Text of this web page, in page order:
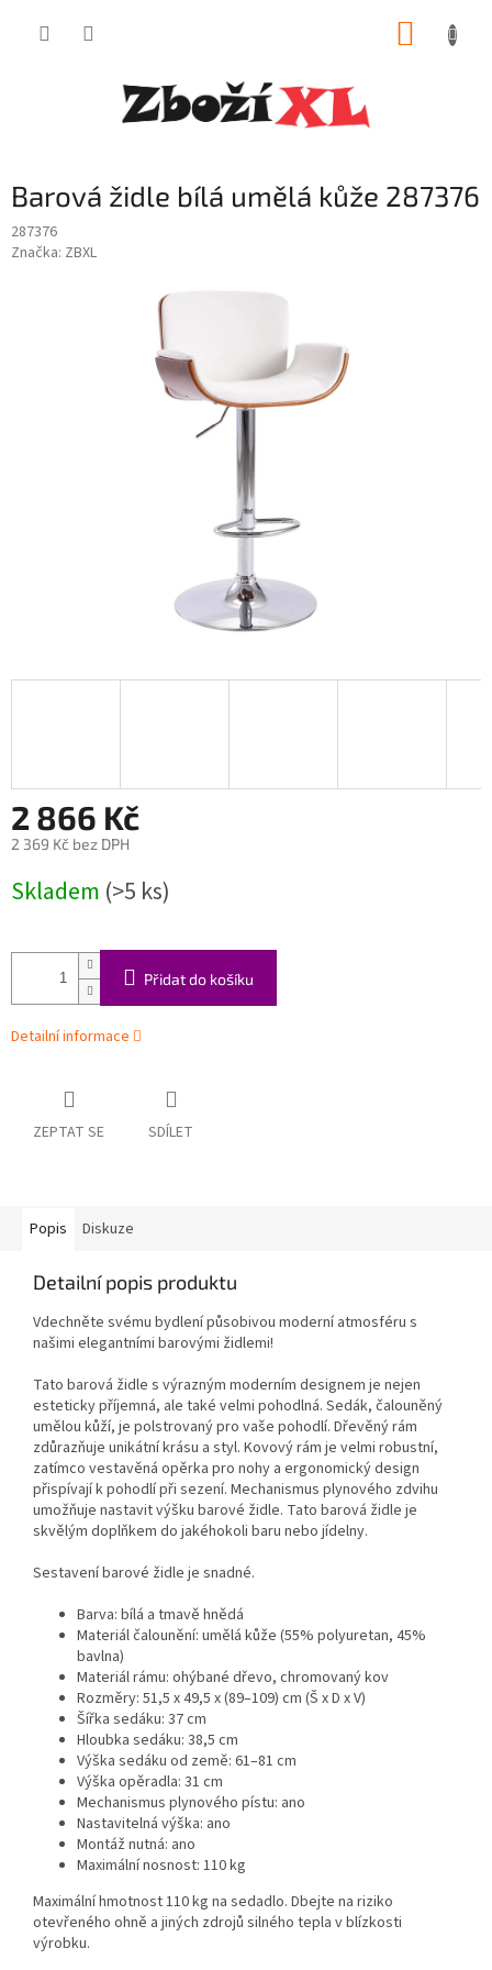
Barová židle bílá umělá kůže 287376
287376
Značka: ZBXL
2 866 Kč
2 369 Kč bez DPH
cena:
Skladem (>5 ks)
Přidat do košíku
Detailní informace
ZEPTAT SE SDÍLET
Popis Diskuze
Detailní popis produktu
Vdechněte svému bydlení působivou moderní atmosféru s
našimi elegantními barovými židlemi!
Tato barová židle s výrazným moderním designem je nejen
esteticky příjemná, ale také velmi pohodlná. Sedák, čalouněný
umělou kůží, je polstrovaný pro vaše pohodlí. Dřevěný rám
zdůrazňuje unikátní krásu a styl. Kovový rám je velmi robustní,
zatímco vestavěná opěrka pro nohy a ergonomický design
přispívají k pohodlí při sezení. Mechanismus plynového zdvihu
umožňuje nastavit výšku barové židle. Tato barová židle je
skvělým doplňkem do jakéhokoli baru nebo jídelny.
Sestavení barové židle je snadné.
Barva: bílá a tmavě hnědá
Materiál čalounění: umělá kůže (55% polyuretan, 45%
bavlna)
Materiál rámu: ohýbané dřevo, chromovaný kov
Rozměry: 51,5 x 49,5 x (89–109) cm (Š x D x V)
Šířka sedáku: 37 cm
Hloubka sedáku: 38,5 cm
Výška sedáku od země: 61–81 cm
Výška opěradla: 31 cm
Mechanismus plynového pístu: ano
Nastavitelná výška: ano
Montáž nutná: ano
Maximální nosnost: 110 kg
Maximální hmotnost 110 kg na sedadlo. Dbejte na riziko
otevřeného ohně a jiných zdrojů silného tepla v blízkosti
výrobku.